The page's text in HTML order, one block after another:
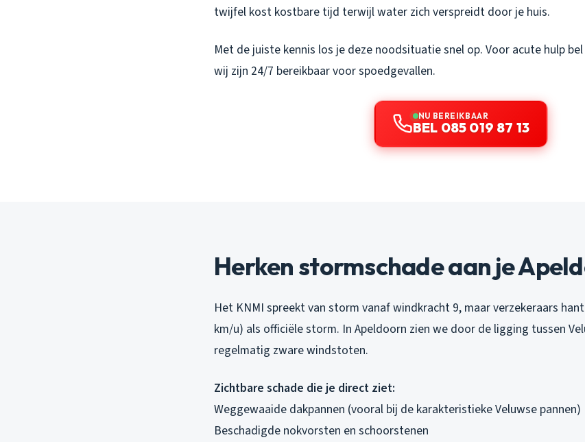
twijfel kost kostbare tijd terwijl water zich verspreidt door je huis.
Met de juiste kennis los je deze noodsituatie snel op. Voor acute hulp
wij zijn 24/7 bereikbaar voor spoedgevallen.
NU BEREIKBAAR
BEL 085 019 87 13
Herken stormschade aan je
Het KNMI spreekt van storm vanaf windkracht 9, maar verzekeraars
km/u) als officiële storm. In Apeldoorn zien we door de ligging tussen
regelmatig zware windstoten.
Zichtbare schade die je direct ziet:
Weggewaaide dakpannen (vooral bij de karakteristieke Veluwse pannen)
Beschadigde nokvorsten en schoorstenen